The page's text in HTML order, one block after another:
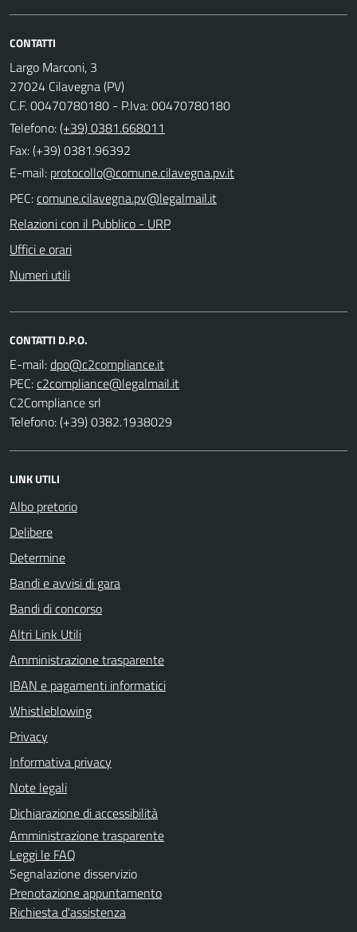
CONTATTI
Largo Marconi, 3
27024 Cilavegna (PV)
C.F. 00470780180 - P.Iva: 00470780180
Telefono:(+39) 0381.668011
Fax: (+39) 0381.96392
E-mail:
PEC:
Relazioni con il Pubblico - URP
Uffici e orari
Numeri utili
CONTATTI D.P.O.
E-mail:
PEC:
C2Compliance srl
Telefono: (+39) 0382.1938029
LINK UTILI
Albo pretorio
Delibere
Determine
Bandi e avvisi di gara
Bandi di concorso
Altri Link Utili
Amministrazione trasparente
IBAN e pagamenti informatici
Whistleblowing
Privacy
Informativa privacy
Note legali
Dichiarazione di accessibilità
Amministrazione trasparente
Leggi le FAQ
Segnalazione disservizio
Prenotazione appuntamento
Richiesta d'assistenza